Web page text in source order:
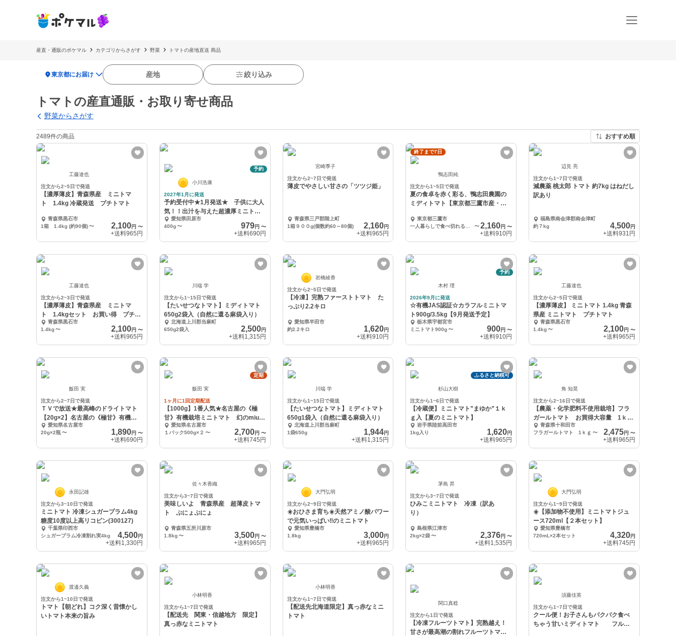
産直・通販のポケマル カテゴリからさがす 野菜 トマトの産地直送 商品
location_on東京都にお届け 産地 絞り込み
トマトの産直通販・お取り寄せ商品
野菜からさがす
2489件の商品 おすすめ順
工藤達也
注文から2~5日で発送
【濃厚薄皮】青森県産 ミニトマ
ト 1.4kg 冷蔵発送 プチトマト
青森県黒石市
1箱 1.4kg (約90個)〜 2,100円 〜
+送料965円
予約
小川浩康
2027年1月に発送
予約受付中★1月発送★ 子供に大人
気！！出汁を与えた超濃厚ミニトマ
ト 出汁推し実
愛知県田原市
400g 〜 979円 〜
+送料690円
宮崎季子
注文から2~7日で発送
薄皮でやさしい甘さの「ツツジ姫」
青森県三戸郡階上町
1箱９００g(個数約60～80個)
2,160円
+送料965円
終了まで7日
鴨志田純
注文から1~5日で発送
夏の食卓を赤く彩る、鴨志田農園の
ミディトマト【東京都三鷹市産・冷
東京都三鷹市
〜2,160円〜
+送料910円
辺見 亮
注文から1~7日で発送
減農薬 桃太郎 トマト 約7kg はねだし
訳あり
福島県南会津郡南会津町
約７kg
4,500円
+送料931円
工藤達也
注文から2~3日で発送
【濃厚薄皮】青森県産 ミニトマ
ト 1.4kgセット お買い得 プチト
マト青森県黒石市
1.4kg〜 2,100円 〜
+送料965円
川端 学
注文から1~15日で発送
【たいせつなトマト】ミディトマト
650g2袋入（自然に還る麻袋入り）
北海道上川郡当麻町
650g2袋入
2,500円
+送料1,315円
岩橋綾香
注文から2~5日で発送
【冷凍】完熟ファーストトマト た
っぷり2.2キロ
愛知県半田市
約2.2キロ
1,620円
+送料910円
予約
木村 理
2026年9月に発送
☆有機JAS認証☆カラフルミニトマ
ト900g/3.5kg【9月発送予定】
栃木県宇都宮市
ミニトマト900g 〜 900円〜
+送料910円
工藤達也
注文から2~5日で発送
【濃厚薄皮】 ミニトマト 1.4kg 青森
県産 ミニトマト プチトマト
青森県黒石市
1.4kg〜 2,100円 〜
+送料965円
飯田 実
注文から2~7日で発送
ＴＶで放送★最高峰のドライトマト
【20g×2】名古屋の《極甘》有機栽
培ミニトマト
愛知県名古屋市
20g×2瓶〜 1,890円 〜
+送料690円
定期
飯田 実
1ヶ月に1回定期配送
【1000g】1番人気★名古屋の《極
甘》有機栽培ミニトマト 幻のmiuト
マト愛知県名古屋市
１パック500g×２ 〜 2,700円 〜
+送料745円
川端 学
注文から1~15日で発送
【たいせつなトマト】ミディトマト
650g1袋入（自然に還る麻袋入り）
北海道上川郡当麻町
1袋650g
1,944円
+送料1,315円
ふるさと納税可
杉山大樹
注文から1~6日で発送
【冷蔵便】ミニトマト”まゆか”１ｋ
ｇ入【夏のミニトマト】
岩手県陸前高田市
1kg入り
1,620円
+送料965円
角 知晃
注文から2~16日で発送
【農薬・化学肥料不使用栽培】フラ
ガールトマト お買得大容量 1ｋｇ
～ 青森県十和田市
フラガールトマト 1ｋｇ 〜 2,475円 〜
+送料965円
永田記雄
注文から3~10日で発送
ミニトマト 冷凍シュガープラム4kg
糖度10度以上高リコピン(300127)
千葉県印西市
シュガープラム冷凍割れ実4kg
4,500円
+送料1,330円
佐々木香織
注文から3~7日で発送
美味しいよ 青森県産 超薄皮トマ
ト ぷにょぷにょ
青森県五所川原市
1.8kg 〜 3,500円 〜
+送料965円
大門弘明
注文から2~9日で発送
☀️おひさま育ち☀️天然アミノ酸パワー
で元気いっぱい‼️のミニトマト
愛知県豊橋市
1.8kg
3,000円
+送料965円
茅島 昇
注文から3~7日で発送
ひみこミニトマト 冷凍（訳あ
り）
島根県江津市
2kg×2袋 〜 2,376円〜
+送料1,535円
大門弘明
注文から1~9日で発送
☀️【添加物不使用】ミニトマトジュ
ース720ml【２本セット】
愛知県豊橋市
720mL×2本セット
4,320円
+送料745円
渡邉久義
注文から1~10日で発送
トマト【朝どれ】コク深く昔懐かし
いトマト本来の旨み
小林明香
注文から1~7日で発送
【配送先 関東・信越地方 限定】
真っ赤なミニトマト
小林明香
注文から1~7日で発送
【配送先北海道限定】真っ赤なミニ
トマト
関口真稔
注文から1日で発送
【冷凍フルーツトマト】完熟越え！
甘さが最高潮の割れフルーツトマト
須藤佳英
注文から1~7日で発送
クール便！お子さんもパクパク食べ
ちゃう甘いミディトマト フルテ